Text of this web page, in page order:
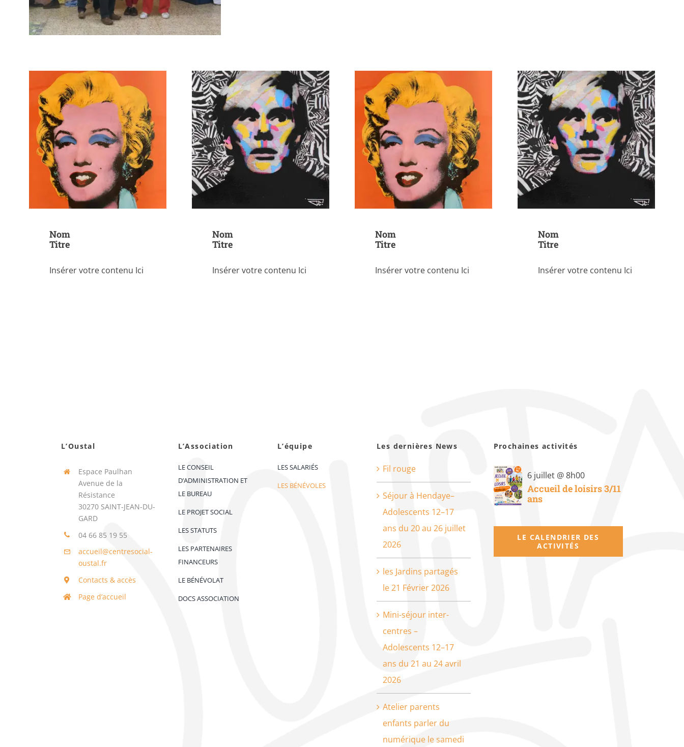
Nom
Titre
Insérer votre contenu Ici
Nom
Titre
Insérer votre contenu Ici
Nom
Titre
Insérer votre contenu Ici
Nom
Titre
Insérer votre contenu Ici
L’Oustal
Espace Paulhan
Avenue de la
Résistance
30270 SAINT-JEAN-DU-
GARD
04 66 85 19 55
accueil@centresocial-
oustal.fr
Contacts & accès
Page d’accueil
L’Association
LE CONSEIL
D’ADMINISTRATION ET
LE BUREAU
LE PROJET SOCIAL
LES STATUTS
LES PARTENAIRES
FINANCEURS
LE BÉNÉVOLAT
DOCS ASSOCIATION
L’équipe
LES SALARIÉS
LES BÉNÉVOLES
Les dernières News
Fil rouge
Séjour à Hendaye–
Adolescents 12–17
ans du 20 au 26 juillet
2026
les Jardins partagés
le 21 Février 2026
Mini-séjour inter-
centres –
Adolescents 12–17
ans du 21 au 24 avril
2026
Atelier parents
enfants parler du
numérique le samedi
Prochaines activités
6 juillet @ 8h00
Accueil de loisirs 3/11
ans
LE CALENDRIER DES
ACTIVITÉS